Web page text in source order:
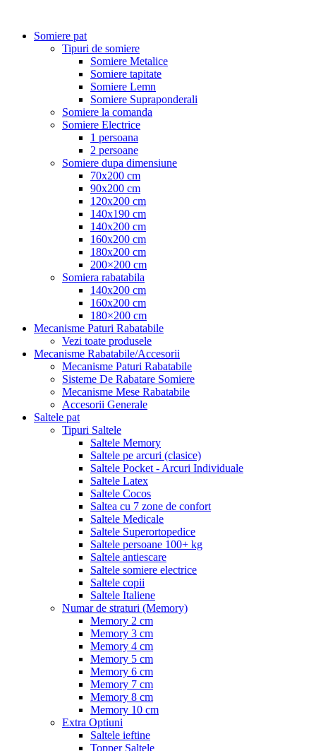
Somiere pat
Tipuri de somiere
Somiere Metalice
Somiere tapitate
Somiere Lemn
Somiere Supraponderali
Somiere la comanda
Somiere Electrice
1 persoana
2 persoane
Somiere dupa dimensiune
70x200 cm
90x200 cm
120x200 cm
140x190 cm
140x200 cm
160x200 cm
180x200 cm
200×200 cm
Somiera rabatabila
140x200 cm
160x200 cm
180×200 cm
Mecanisme Paturi Rabatabile
Vezi toate produsele
Mecanisme Rabatabile/Accesorii
Mecanisme Paturi Rabatabile
Sisteme De Rabatare Somiere
Mecanisme Mese Rabatabile
Accesorii Generale
Saltele pat
Tipuri Saltele
Saltele Memory
Saltele pe arcuri (clasice)
Saltele Pocket - Arcuri Individuale
Saltele Latex
Saltele Cocos
Saltea cu 7 zone de confort
Saltele Medicale
Saltele Superortopedice
Saltele persoane 100+ kg
Saltele antiescare
Saltele somiere electrice
Saltele copii
Saltele Italiene
Numar de straturi (Memory)
Memory 2 cm
Memory 3 cm
Memory 4 cm
Memory 5 cm
Memory 6 cm
Memory 7 cm
Memory 8 cm
Memory 10 cm
Extra Optiuni
Saltele ieftine
Topper Saltele